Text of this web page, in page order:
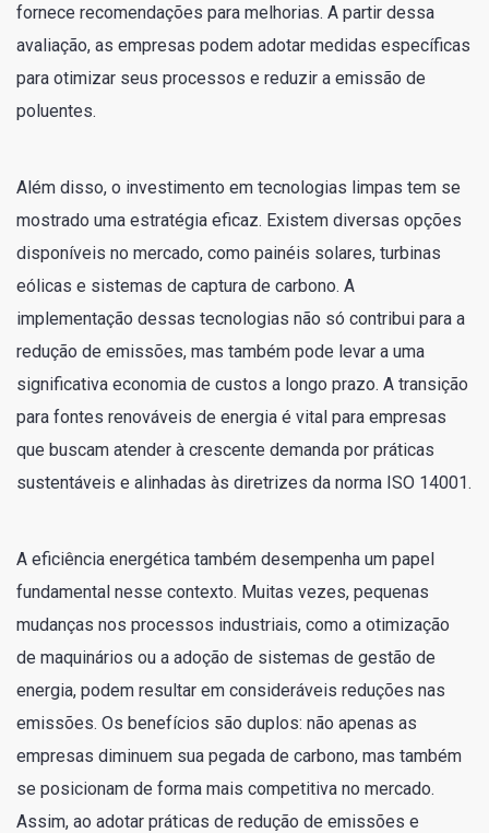
fornece recomendações para melhorias. A partir dessa
avaliação, as empresas podem adotar medidas específicas
para otimizar seus processos e reduzir a emissão de
poluentes.
Além disso, o investimento em tecnologias limpas tem se
mostrado uma estratégia eficaz. Existem diversas opções
disponíveis no mercado, como painéis solares, turbinas
eólicas e sistemas de captura de carbono. A
implementação dessas tecnologias não só contribui para a
redução de emissões, mas também pode levar a uma
significativa economia de custos a longo prazo. A transição
para fontes renováveis de energia é vital para empresas
que buscam atender à crescente demanda por práticas
sustentáveis e alinhadas às diretrizes da norma ISO 14001.
A eficiência energética também desempenha um papel
fundamental nesse contexto. Muitas vezes, pequenas
mudanças nos processos industriais, como a otimização
de maquinários ou a adoção de sistemas de gestão de
energia, podem resultar em consideráveis reduções nas
emissões. Os benefícios são duplos: não apenas as
empresas diminuem sua pegada de carbono, mas também
se posicionam de forma mais competitiva no mercado.
Assim, ao adotar práticas de redução de emissões e